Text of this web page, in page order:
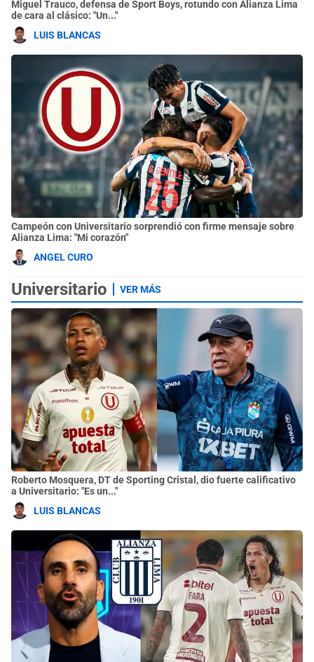
Miguel Trauco, defensa de Sport Boys, rotundo con Alianza Lima
de cara al clásico: "Un..."
LUIS BLANCAS
Campeón con Universitario sorprendió con firme mensaje sobre
Alianza Lima: "Mi corazón"
ANGEL CURO
Universitario VER MÁS
Roberto Mosquera, DT de Sporting Cristal, dio fuerte calificativo
a Universitario: "Es un..."
LUIS BLANCAS